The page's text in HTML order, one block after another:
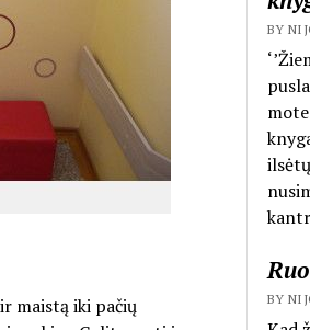
maistą iki pačių
BY
BY